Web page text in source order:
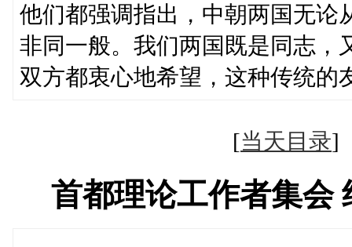
他们都强调指出，中朝两国无论
非同一般。我们两国既是同志，
双方都衷心地希望，这种传统的
[当天目录
首都理论工作者集会